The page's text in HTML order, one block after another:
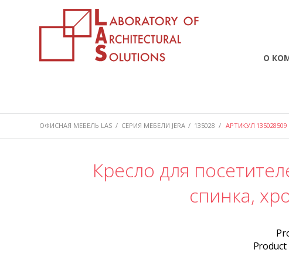
О
ОФИСНАЯ МЕБЕЛЬ LAS / СЕРИЯ МЕБЕЛИ JERA / 135028 / АРТИКУЛ 135028509
Кресло для
спинка,
Product